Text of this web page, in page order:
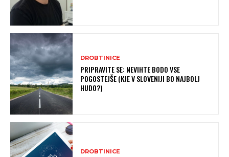
DROBTINICE
PRIPRAVITE SE: NEVIHTE BODO VSE
POGOSTEJŠE (KJE V SLOVENIJI BO NAJBOLJ
HUDO?)
DROBTINICE